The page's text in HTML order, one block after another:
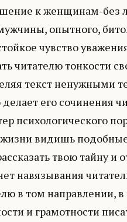
к женщинам-без
опытного,
чувство
читателю тонкости
текст ненужными
его
психологического
видишь
твою тайну
навязывания
в том направлении, в
и грамотности